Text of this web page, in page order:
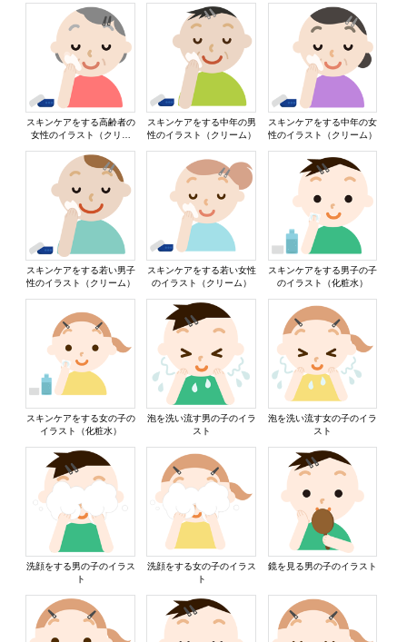
スキンケアをする高齢者の
女性のイラスト（クリー
スキンケアをする中年の男
性のイラスト（クリーム）
スキンケアをする中年の女
性のイラスト（クリーム）
スキンケアをする若い男子
性のイラスト（クリーム）
スキンケアをする若い女性
のイラスト（クリーム）
スキンケアをする男子の子
のイラスト（化粧水）
スキンケアをする女の子の
イラスト（化粧水）
泡を洗い流す男の子のイラ
スト
泡を洗い流す女の子のイラ
スト
洗顔をする男の子のイラス
ト
洗顔をする女の子のイラス
ト
鏡を見る男の子のイラスト